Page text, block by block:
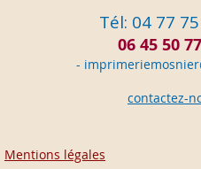
Tél: 04 77
06 45 50
- imprimeriemo
contactez-
Mentions légales